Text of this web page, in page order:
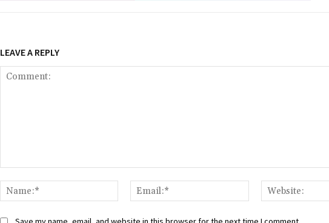
LEAVE A REPLY
Name:*
Email:*